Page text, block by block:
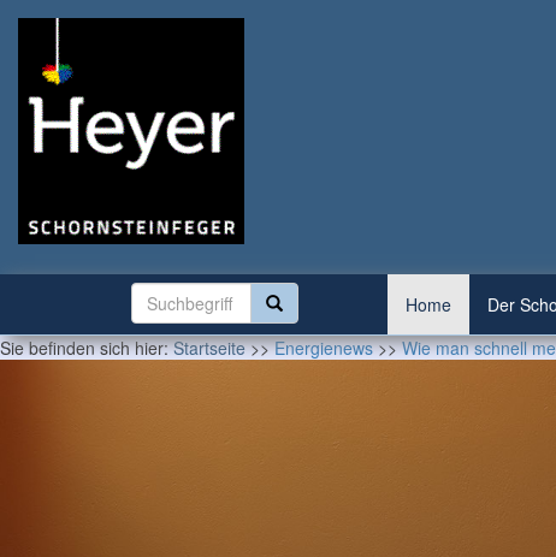
Home Der
Sie befinden sich hier:Startseite>>Energienews>>Wie man schnell